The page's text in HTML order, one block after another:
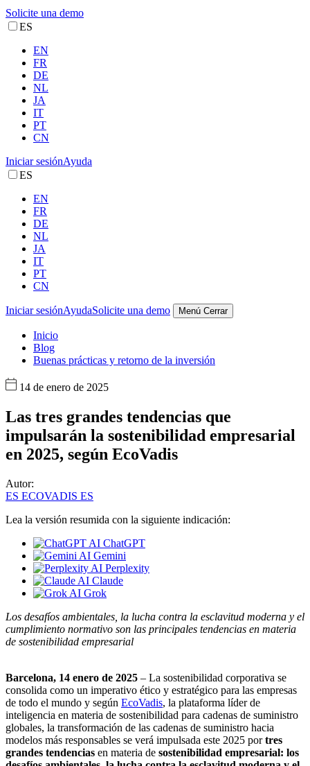
Solicite una demo
ES
EN
FR
DE
NL
JA
IT
PT
CN
Iniciar sesiónAyuda
ES
EN
FR
DE
NL
JA
IT
PT
CN
Iniciar sesiónAyudaSolicite una demo Menú Cerrar
Inicio
Blog
Buenas prácticas y retorno de la inversión
14 de enero de 2025
Las tres grandes tendencias que
impulsarán la sostenibilidad empresarial
en 2025, según EcoVadis
Autor:
ES ECOVADIS ES
Lea la versión resumida con la siguiente indicación:
ChatGPT
Gemini
Perplexity
Claude
Grok
Los desafíos ambientales, la lucha contra la esclavitud moderna y el
cumplimiento normativo son las principales tendencias en materia
de sostenibilidad empresarial
Barcelona, 14 enero de 2025 – La sostenibilidad corporativa se
consolida como un imperativo ético y estratégico para las empresas
de todo el mundo y según EcoVadis, la plataforma líder de
inteligencia en materia de sostenibilidad para cadenas de suministro
globales, la transformación de las cadenas de suministro hacia
modelos más responsables se verá impulsada este 2025 portres
grandes tendencias en materia de sostenibilidad empresarial: los